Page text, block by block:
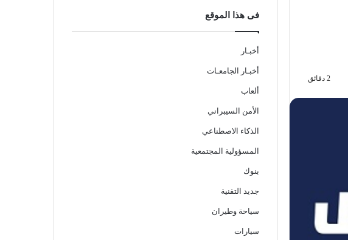
فى هذا الموقع
أخبـار
أخبـار الجامعـات
ألعاب
الأمن السيبراني
الذكاء الاصطناعي
المسؤولية المجتمعية
بنوك
جديد التقنية
سياحة وطيران
سيارات